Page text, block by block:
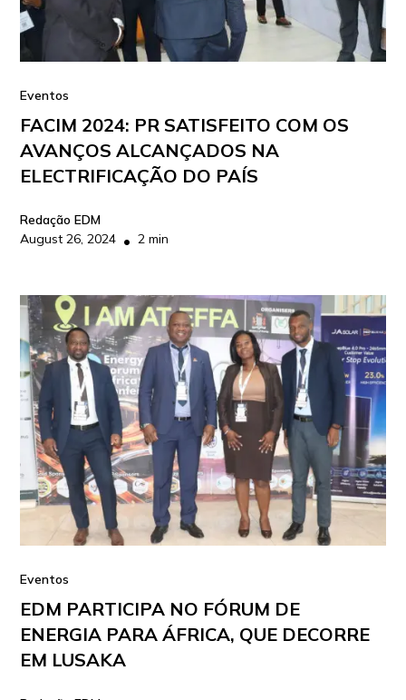
Eventos
FACIM 2024: PR SATISFEITO COM OS
AVANÇOS ALCANÇADOS NA
ELECTRIFICAÇÃO DO PAÍS
Redação EDM
August 26, 2024 • 2 min
Eventos
EDM PARTICIPA NO FÓRUM DE
ENERGIA PARA ÁFRICA, QUE DECORRE
EM LUSAKA